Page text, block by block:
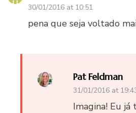
30/01/2016 at 10:51
pena que seja voltado
Pat Feldman
31/01/2016 at
Imagina! Eu já